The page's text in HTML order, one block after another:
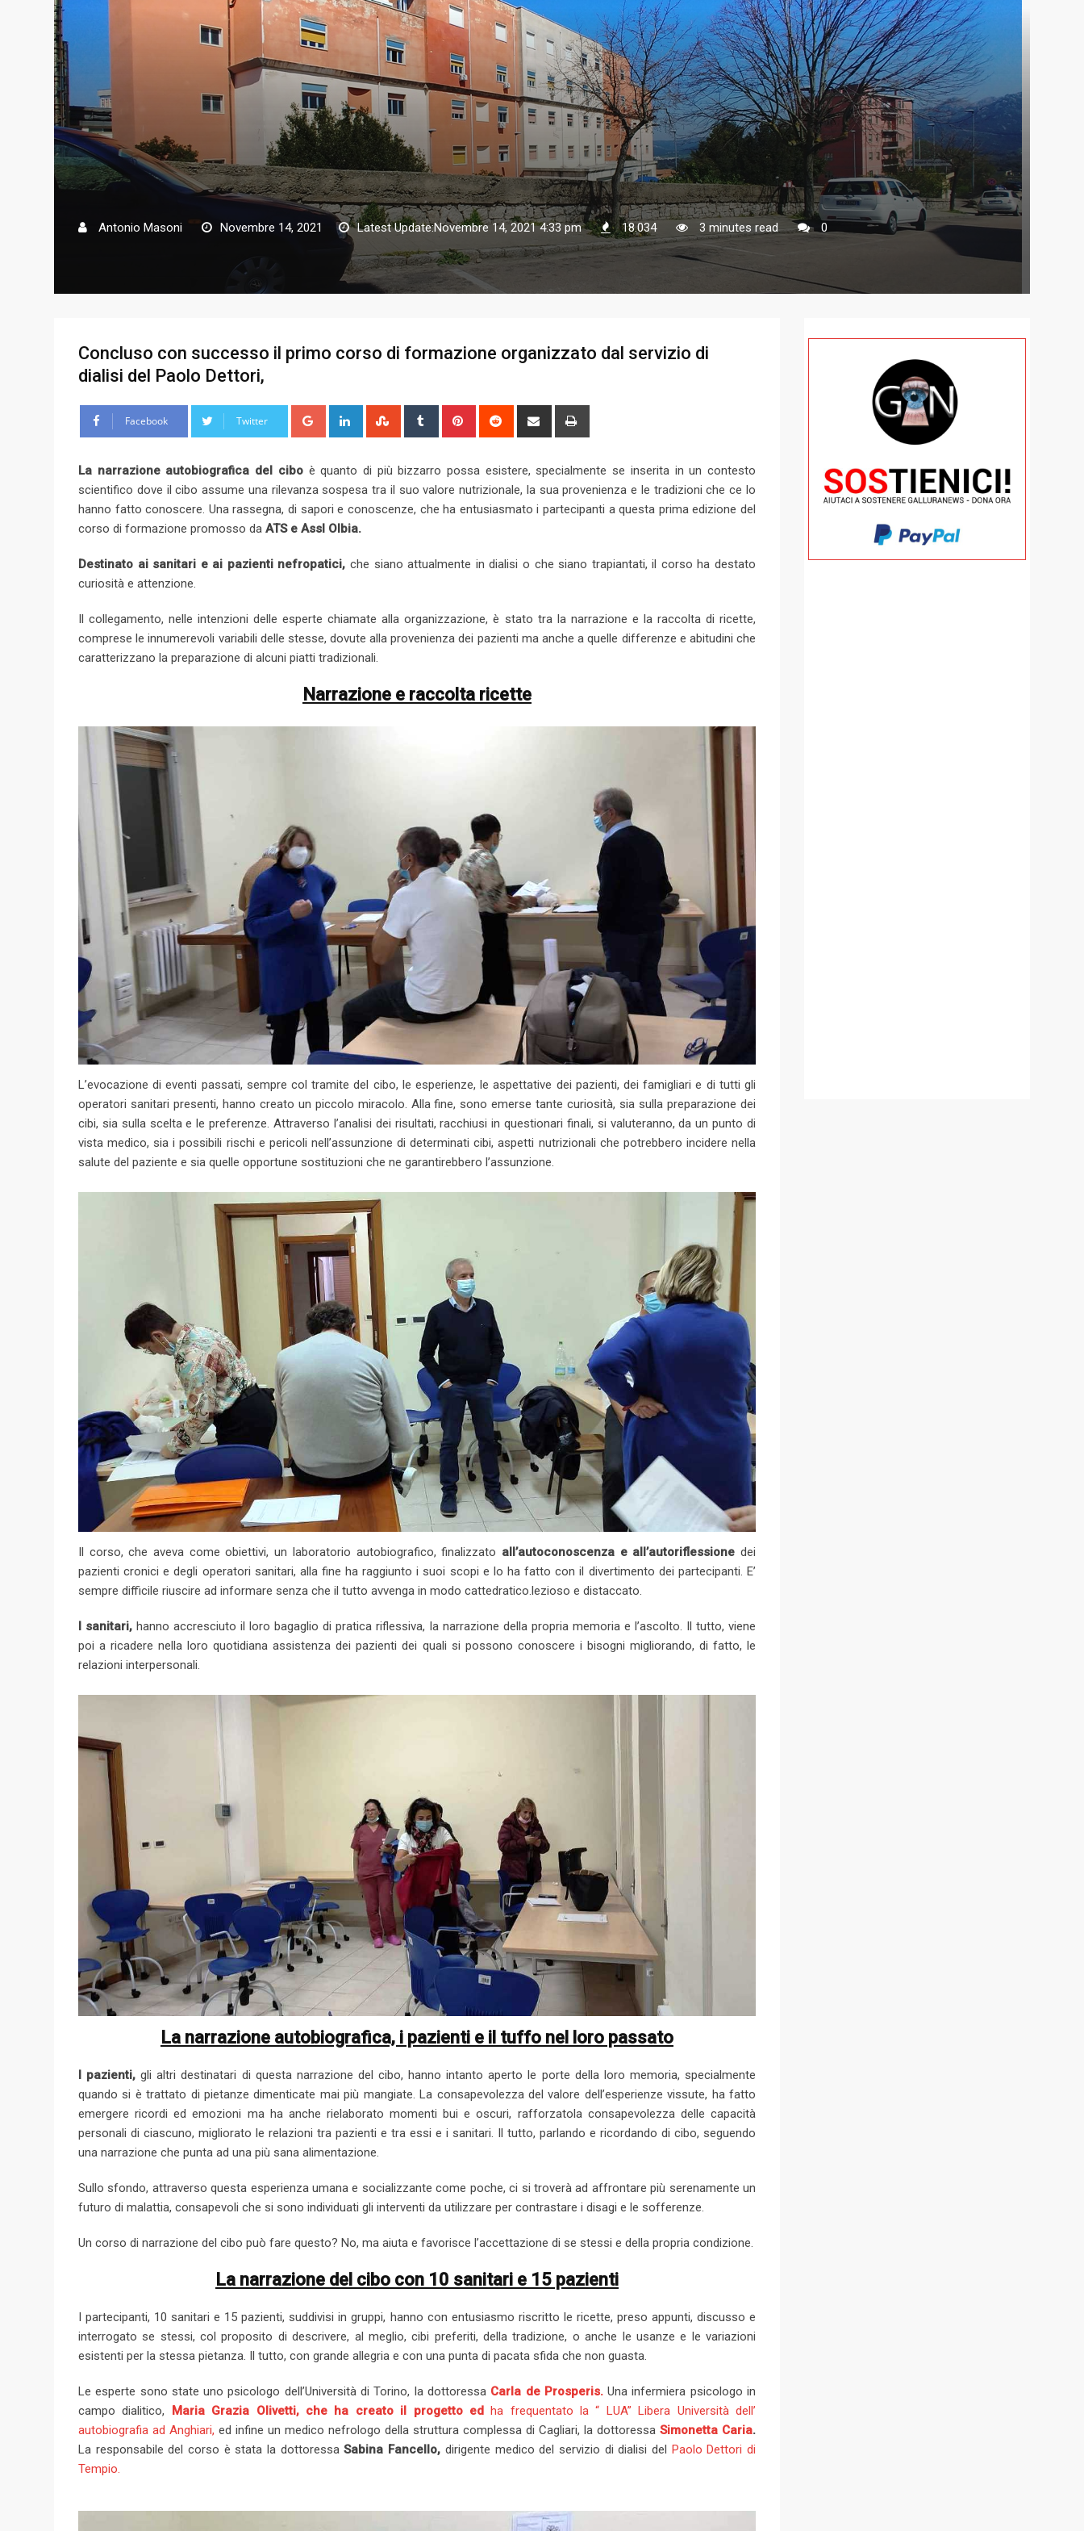
Antonio Masoni Novembre 14, 2021 Latest Update:Novembre 14, 2021 4:33 pm 18.034 3 minutes read 0
Concluso con successo il primo corso di formazione organizzato dal servizio di
dialisi del Paolo Dettori,
Facebook Twitter
o
g
l
e
+
i
k
e
d
I
t
m
b
l
p
u
b
l
r
i
t
e
r
t
e
d
i
t
h
r
e
v
E
i
l
r
n
t
La narrazione autobiografica del ciboè quanto di più bizzarro possa esistere, specialmente se inserita in un contesto
scientifico dove il cibo assume una rilevanza sospesa tra il suo valore nutrizionale, la sua provenienza e le tradizioni che ce lo
hanno fatto conoscere. Una rassegna, di sapori e conoscenze, che ha entusiasmato i partecipanti a questa prima edizione del
corso di formazione promosso da ATS e Assl Olbia.
Destinato ai sanitari e ai pazienti nefropatici, che siano attualmente in dialisi o che siano trapiantati, il corso ha destato
curiosità e attenzione.
Il collegamento, nelle intenzioni delle esperte chiamate alla organizzazione, è stato tra la narrazione e la raccolta di ricette,
comprese le innumerevoli variabili delle stesse, dovute alla provenienza dei pazienti ma anche a quelle differenze e abitudini che
caratterizzano la preparazione di alcuni piatti tradizionali.
Narrazione e raccolta ricette
L’evocazione di eventi passati, sempre col tramite del cibo, le esperienze, le aspettative dei pazienti, dei famigliari e di tutti gli
operatori sanitari presenti, hanno creato un piccolo miracolo. Alla fine, sono emerse tante curiosità, sia sulla preparazione dei
cibi, sia sulla scelta e le preferenze. Attraverso l’analisi dei risultati, racchiusi in questionari finali, si valuteranno, da un punto di
vista medico, sia i possibili rischi e pericoli nell’assunzione di determinati cibi, aspetti nutrizionali che potrebbero incidere nella
salute del paziente e sia quelle opportune sostituzioni che ne garantirebbero l’assunzione.
Il corso, che aveva come obiettivi, un laboratorio autobiografico, finalizzato all’autoconoscenza e all’autoriflessione dei
pazienti cronici e degli operatori sanitari, alla fine ha raggiunto i suoi scopi e lo ha fatto con il divertimento dei partecipanti. E’
sempre difficile riuscire ad informare senza che il tutto avvenga in modo cattedratico.lezioso e distaccato.
I sanitari, hanno accresciuto il loro bagaglio di pratica riflessiva, la narrazione della propria memoria e l’ascolto. Il tutto, viene
poi a ricadere nella loro quotidiana assistenza dei pazienti dei quali si possono conoscere i bisogni migliorando, di fatto, le
relazioni interpersonali.
La narrazione autobiografica, i pazienti e il tuffo nel loro passato
I pazienti, gli altri destinatari di questa narrazione del cibo, hanno intanto aperto le porte della loro memoria, specialmente
quando si è trattato di pietanze dimenticate mai più mangiate. La consapevolezza del valore dell’esperienze vissute, ha fatto
emergere ricordi ed emozioni ma ha anche rielaborato momenti bui e oscuri, rafforzatola consapevolezza delle capacità
personali di ciascuno, migliorato le relazioni tra pazienti e tra essi e i sanitari. Il tutto, parlando e ricordando di cibo, seguendo
una narrazione che punta ad una più sana alimentazione.
Sullo sfondo, attraverso questa esperienza umana e socializzante come poche, ci si troverà ad affrontare più serenamente un
futuro di malattia, consapevoli che si sono individuati gli interventi da utilizzare per contrastare i disagi e le sofferenze.
Un corso di narrazione del cibo può fare questo? No, ma aiuta e favorisce l’accettazione di se stessi e della propria condizione.
La narrazione del cibo con 10 sanitari e 15 pazienti
I partecipanti, 10 sanitari e 15 pazienti, suddivisi in gruppi, hanno con entusiasmo riscritto le ricette, preso appunti, discusso e
interrogato se stessi, col proposito di descrivere, al meglio, cibi preferiti, della tradizione, o anche le usanze e le variazioni
esistenti per la stessa pietanza. Il tutto, con grande allegria e con una punta di pacata sfida che non guasta.
Le esperte sono state uno psicologo dell’Università di Torino, la dottoressa Carla de Prosperis.Una infermiera psicologo in
campo dialitico, Maria Grazia Olivetti, che ha creato il progetto edha frequentato la “ LUA” Libera Università dell’
autobiografia ad Anghiari, ed infine un medico nefrologo della struttura complessa di Cagliari, la dottoressa Simonetta Caria.
La responsabile del corso è stata la dottoressaSabina Fancello, dirigente medico del servizio di dialisi del Paolo Dettori di
Tempio.